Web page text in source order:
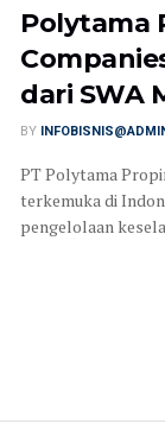
Polytama
dari SWA
BY
PT Polytama
terkemuka di
pengelolaan